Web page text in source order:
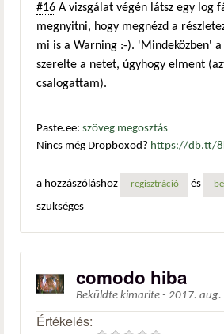
#16 A vizsgálat végén látsz egy log
megnyitni, hogy megnézd a
mi is a Warning :-). 'Mindeközben'
szerelte a netet, úgyhogy elment
csalogattam).
Paste.ee: szöveg megosztás
Nincs még Dropboxod? https://db.tt/
a hozzászóláshoz
regisztráció és
szükséges
comodo hiba
Beküldte kimarite - 2017.
Értékelés: